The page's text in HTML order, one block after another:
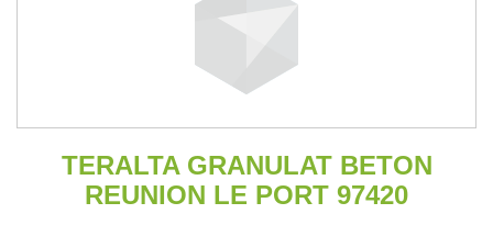
TERALTA GRANULAT BETON
REUNION LE PORT 97420